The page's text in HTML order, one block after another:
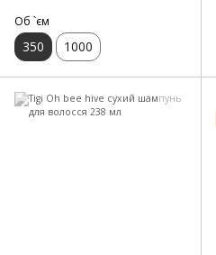
Об `єм
350 1000